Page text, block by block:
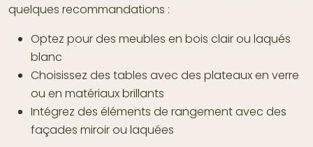
quelques recommandations :
Optez pour des meubles en bois clair ou laqués
blanc
Choisissez des tables avec des plateaux en verre
ou en matériaux brillants
Intégrez des éléments de rangement avec des
façades miroir ou laquées